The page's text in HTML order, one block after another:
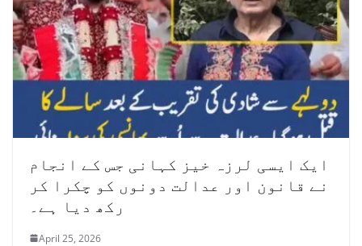
ایک ایسی لرزہ خیز کہانی جس کے انجام
نے قانون اور عدالت دونوں کو چکرا کر
رکھ دیا ہے۔
April 25, 2026